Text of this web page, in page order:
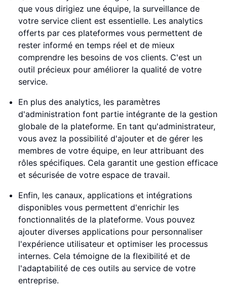
que vous dirigiez une équipe, la surveillance de
votre service client est essentielle. Les analytics
offerts par ces plateformes vous permettent de
rester informé en temps réel et de mieux
comprendre les besoins de vos clients. C'est un
outil précieux pour améliorer la qualité de votre
service.
En plus des analytics, les paramètres
d'administration font partie intégrante de la gestion
globale de la plateforme. En tant qu'administrateur,
vous avez la possibilité d'ajouter et de gérer les
membres de votre équipe, en leur attribuant des
rôles spécifiques. Cela garantit une gestion efficace
et sécurisée de votre espace de travail.
Enfin, les canaux, applications et intégrations
disponibles vous permettent d'enrichir les
fonctionnalités de la plateforme. Vous pouvez
ajouter diverses applications pour personnaliser
l'expérience utilisateur et optimiser les processus
internes. Cela témoigne de la flexibilité et de
l'adaptabilité de ces outils au service de votre
entreprise.